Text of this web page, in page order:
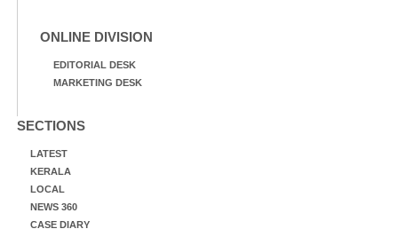
ONLINE DIVISION
EDITORIAL DESK
MARKETING DESK
SECTIONS
LATEST
KERALA
LOCAL
NEWS 360
CASE DIARY